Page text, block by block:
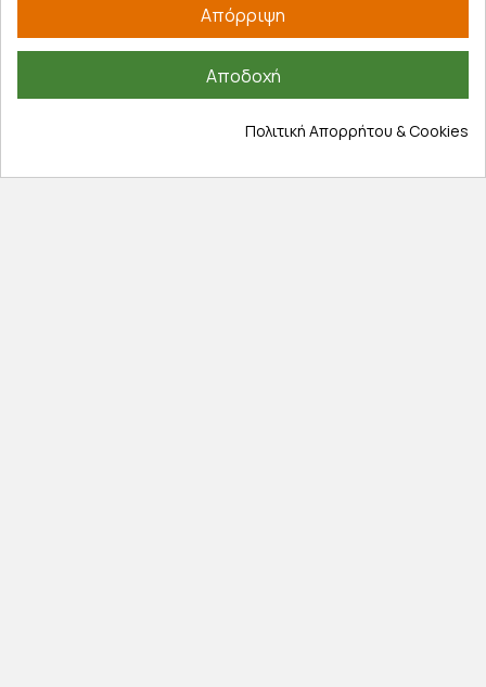
Επιστροφές προϊοντων
Απόρριψη
Αποδοχή
Πολιτική Απορρήτου & Cookies